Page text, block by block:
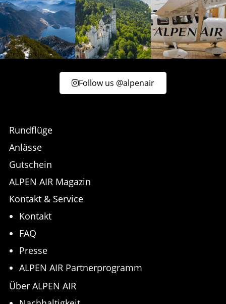
Follow us @alpenair
Rundflüge
Anlässe
Gutschein
ALPEN AIR Magazin
Kontakt & Service
Kontakt
FAQ
Presse
ALPEN AIR Partnerprogramm
Über ALPEN AIR